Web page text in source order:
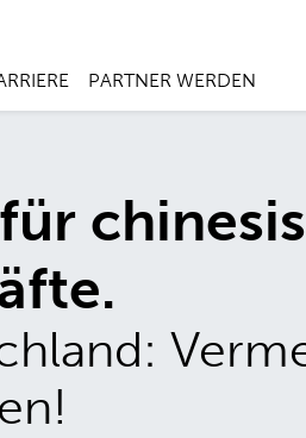
PARTNER WERDEN